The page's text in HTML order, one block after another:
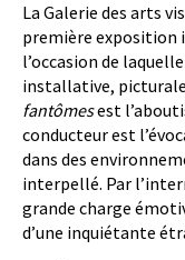
La Galerie des arts
première exposition
l’occasion de
installative,
fantômesest
conducteur est
dans des
interpellé. Par
grande charge
d’une inquiétante